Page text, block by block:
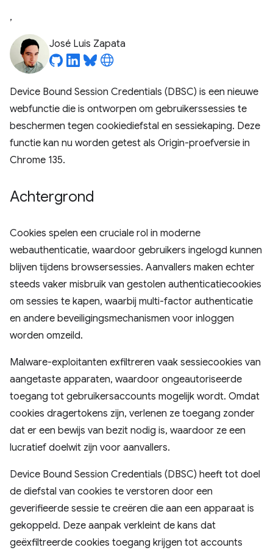
,
José Luis Zapata
Device Bound Session Credentials (DBSC) is een nieuwe
webfunctie die is ontworpen om gebruikerssessies te
beschermen tegen cookiediefstal en sessiekaping. Deze
functie kan nu worden getest als Origin-proefversie in
Chrome 135.
Achtergrond
Cookies spelen een cruciale rol in moderne
webauthenticatie, waardoor gebruikers ingelogd kunnen
blijven tijdens browsersessies. Aanvallers maken echter
steeds vaker misbruik van gestolen authenticatiecookies
om sessies te kapen, waarbij multi-factor authenticatie
en andere beveiligingsmechanismen voor inloggen
worden omzeild.
Malware-exploitanten exfiltreren vaak sessiecookies van
aangetaste apparaten, waardoor ongeautoriseerde
toegang tot gebruikersaccounts mogelijk wordt. Omdat
cookies dragertokens zijn, verlenen ze toegang zonder
dat er een bewijs van bezit nodig is, waardoor ze een
lucratief doelwit zijn voor aanvallers.
Device Bound Session Credentials (DBSC) heeft tot doel
de diefstal van cookies te verstoren door een
geverifieerde sessie te creëren die aan een apparaat is
gekoppeld. Deze aanpak verkleint de kans dat
geëxfiltreerde cookies toegang krijgen tot accounts